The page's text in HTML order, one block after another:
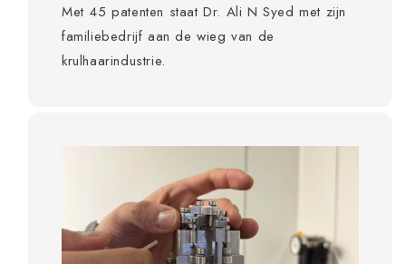
Met 45 patenten staat Dr. Ali N Syed met zijn
familiebedrijf aan de wieg van de
krulhaarindustrie.